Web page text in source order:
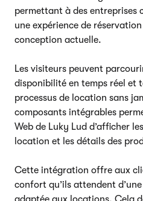
permettant à des entreprises
une expérience de
conception actuelle.
Les visiteurs peuvent
disponibilité en temps réel et
processus de location sans
composants intégrables
Web de Luky Lud d’afficher
location et les détails des
Cette intégration offre aux
confort qu’ils attendent